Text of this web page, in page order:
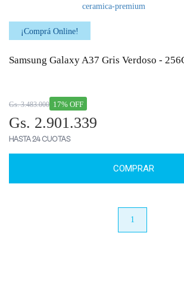
¡Comprá Online!
Samsung Galaxy A37 Gris Verdoso -
17% OFF
Gs. 3.483.000
Gs. 2.901.339
HASTA 24 CUOTAS
COMPRAR
1